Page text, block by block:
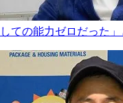
しての能力ゼロだった